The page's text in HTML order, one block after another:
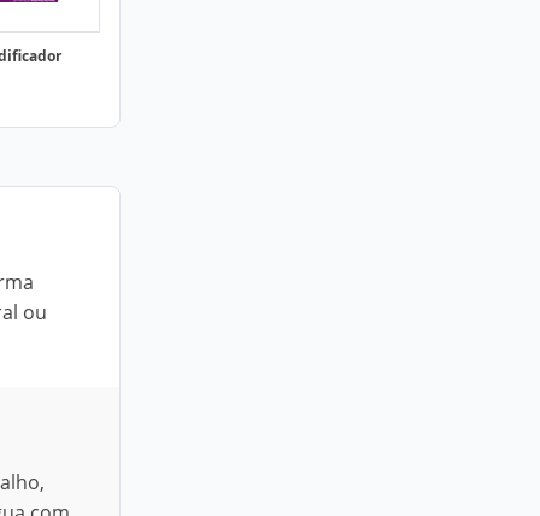
ou